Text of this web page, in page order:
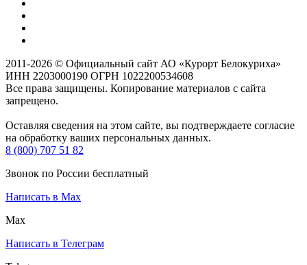
2011-2026 © Официальный сайт АО «Курорт Белокуриха»
ИНН 2203000190 ОГРН 1022200534608
Все права защищены. Копирование материалов с сайта
запрещено.
Оставляя сведения на этом сайте, вы подтверждаете согласие
на обработку ваших персональных данных.
8 (800) 707 51 82
Звонок по России бесплатный
Написать в Max
Max
Написать в Телеграм